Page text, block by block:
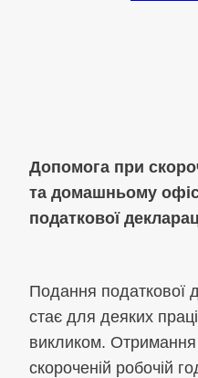
Допомога при
та домашньому
податкової
Подання податкової
стає для деяких
викликом.
скороченій робочій